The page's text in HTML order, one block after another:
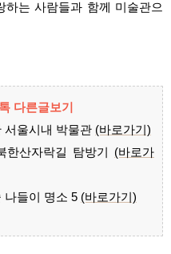
하는 사람들과 함께 미술관으
다른글보기
서울시내 박물관 (바로가기)
한산자락길 탐방기 (바로가
나들이 명소 5 (바로가기)